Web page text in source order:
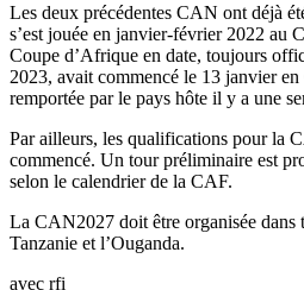
Les deux précédentes CAN ont déjà
s’est jouée en janvier-février 2022 au
Coupe d’Afrique en date, toujours
2023, avait commencé le 13 janvier en
remportée par le pays hôte il y a une
Par ailleurs, les qualifications pour la
commencé. Un tour préliminaire est
selon le calendrier de la CAF.
La CAN2027 doit être organisée dans
Tanzanie et l’Ouganda.
avec rfi